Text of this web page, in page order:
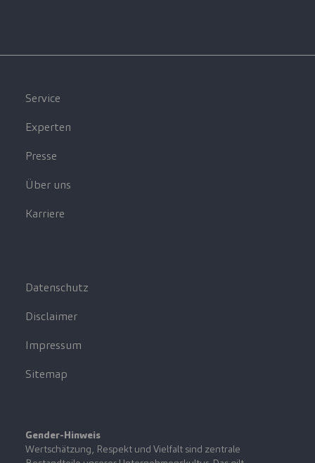
Service
Experten
Presse
Über uns
Karriere
Datenschutz
Disclaimer
Impressum
Sitemap
Gender-Hinweis
Wertschätzung, Respekt und Vielfalt sind zentrale